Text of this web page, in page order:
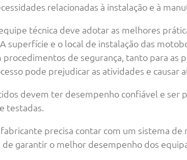
relacionadas à instalação e à
técnica deve adotar as melhores
superfície e o local de instalação das
procedimentos de segurança, tanto para as
pode prejudicar as atividades e causar
devem ter desempenho confiável e ser
testadas.
precisa contar com um sistema
garantir o melhor desempenho dos